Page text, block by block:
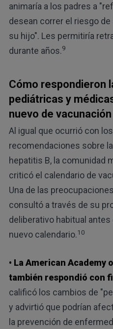
animaría a los padres a
desean correr el riesgo
su hijo". Les permitiría
durante años.9
Cómo respondieron
pediátricas y
nuevo de vacunación
Al igual que ocurrió con
recomendaciones sobre
hepatitis B, la comunidad
criticó el calendario de
Una de las
consultó a través de su
deliberativo habitual antes
nuevo calendario.10
• La American Academy
también respondió con
calificó los cambios de
y advirtió que podrían
la prevención de